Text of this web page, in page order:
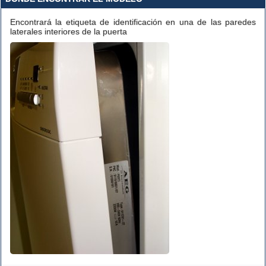
Encontrará la etiqueta de identificación en una de las paredes
laterales interiores de la puerta